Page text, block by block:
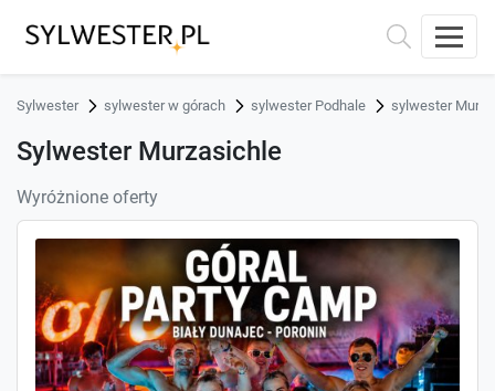
Sylwester sylwester w górach sylwester Podhale sylwester
Sylwester Murzasichle
Wyróżnione oferty